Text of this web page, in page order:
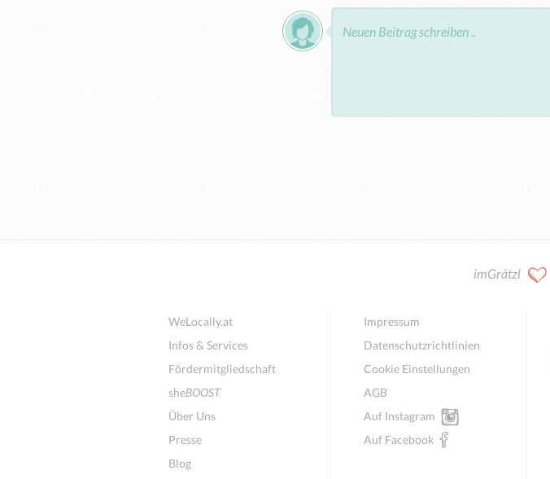
imGrätzl
WeLocally.at
Infos & Services
Fördermitgliedschaft
sheBOOST
Über Uns
Presse
Blog
Impressum
Datenschutzrichtlinien
Cookie Einstellungen
AGB
Auf Instagram
Auf Facebook